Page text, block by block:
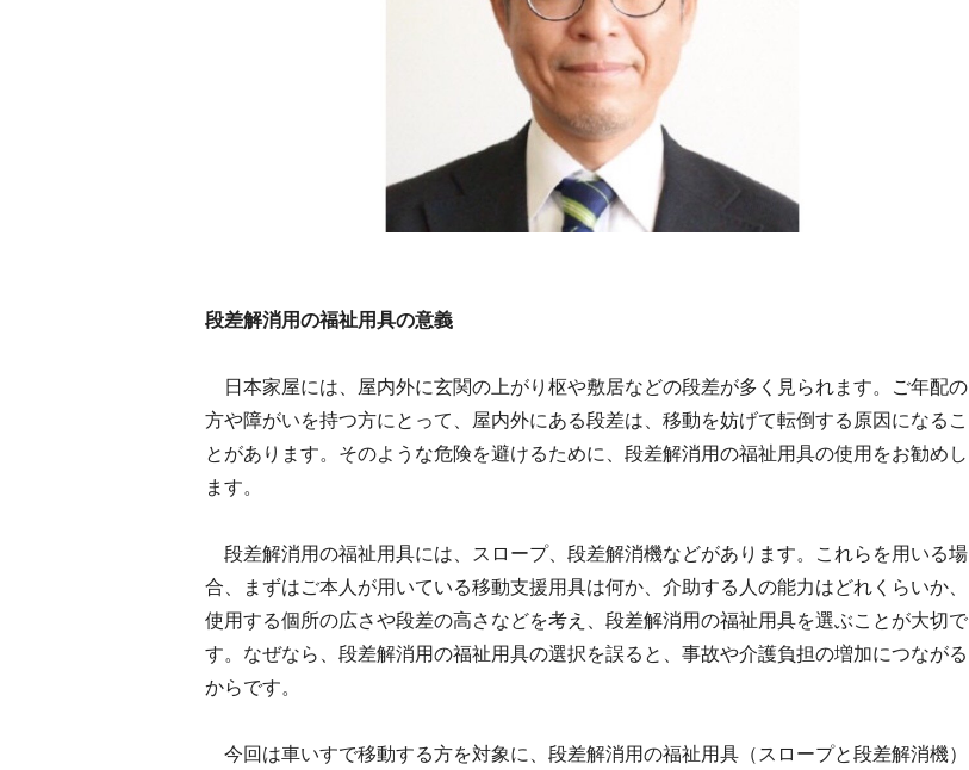
段差解消用の福祉用具の意義
日本家屋には、屋内外に玄関の上がり枢や敷居などの段差が多く見られます。ご年配の
方や障がいを持つ方にとって、屋内外にある段差は、移動を妨げて転倒する原因になるこ
とがあります。そのような危険を避けるために、段差解消用の福祉用具の使用をお勧めし
ます。
段差解消用の福祉用具には、スロープ、段差解消機などがあります。これらを用いる場
合、まずはご本人が用いている移動支援用具は何か、介助する人の能力はどれくらいか、
使用する個所の広さや段差の高さなどを考え、段差解消用の福祉用具を選ぶことが大切で
す。なぜなら、段差解消用の福祉用具の選択を誤ると、事故や介護負担の増加につながる
からです。
今回は車いすで移動する方を対象に、段差解消用の福祉用具（スロープと段差解消機）